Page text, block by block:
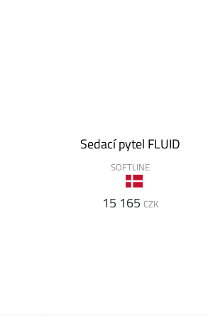
Sedací pytel FLUID
SOFTLINE
15 165 CZK